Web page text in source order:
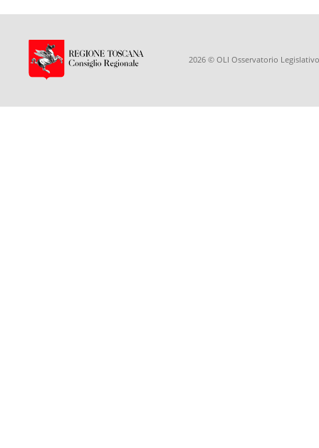
2026 © OLI Osservatorio